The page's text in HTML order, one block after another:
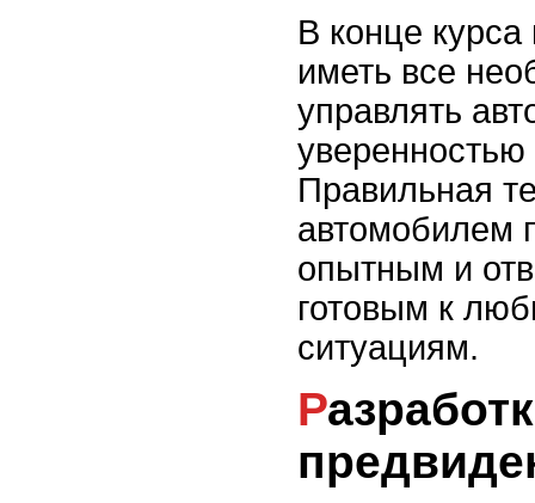
В конце
иметь все
управлять
Правильная
автомобилем
опытным и
готовым к
ситуациям.
Разработка навыков